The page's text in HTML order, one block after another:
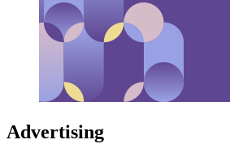
Advertising